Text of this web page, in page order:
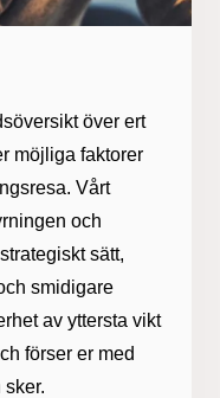
över ert
möjliga faktorer
Vårt
och
sätt,
smidigare
av yttersta vikt
förser er med